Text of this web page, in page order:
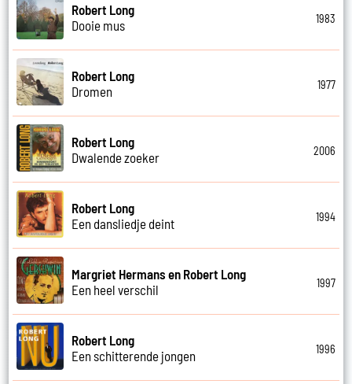
Robert Long
Dooie mus
1983
Robert Long
Dromen
1977
Robert Long
Dwalende zoeker
2006
Robert Long
Een dansliedje deint
1994
Margriet Hermans en Robert Long
Een heel verschil
1997
Robert Long
Een schitterende jongen
1996